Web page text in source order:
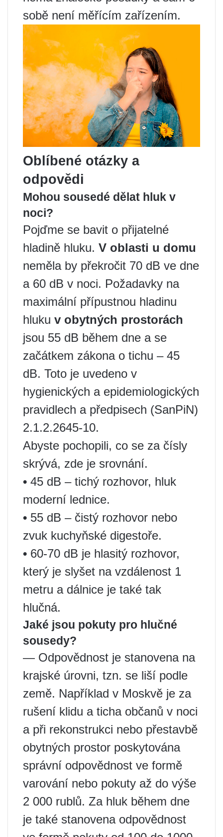
sobě není měřícím zařízením.
Oblíbené otázky a
odpovědi
Mohou sousedé dělat hluk v
noci?
Pojďme se bavit o přijatelné
hladině hluku. V oblasti u domu
neměla by překročit 70 dB ve dne
a 60 dB v noci. Požadavky na
maximální přípustnou hladinu
hluku v obytných prostorách
jsou 55 dB během dne a se
začátkem zákona o tichu – 45
dB. Toto je uvedeno v
hygienických a epidemiologických
pravidlech a předpisech (SanPiN)
2.1.2.2645-10.
Abyste pochopili, co se za čísly
skrývá, zde je srovnání.
• 45 dB – tichý rozhovor, hluk
moderní lednice.
• 55 dB – čistý rozhovor nebo
zvuk kuchyňské digestoře.
• 60-70 dB je hlasitý rozhovor,
který je slyšet na vzdálenost 1
metru a dálnice je také tak
hlučná.
Jaké jsou pokuty pro hlučné
sousedy?
— Odpovědnost je stanovena na
krajské úrovni, tzn. se liší podle
země. Například v Moskvě je za
rušení klidu a ticha občanů v noci
a při rekonstrukci nebo přestavbě
obytných prostor poskytována
správní odpovědnost ve formě
varování nebo pokuty až do výše
2 000 rublů. Za hluk během dne
je také stanovena odpovědnost